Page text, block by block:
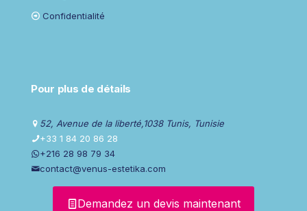
Confidentialité
Pour plus de détails
52, Avenue de la liberté,1038 Tunis, Tunisie
+33 1 84 20 86 28
+216 28 98 79 34
contact@venus-estetika.com
Demandez un devis maintenant